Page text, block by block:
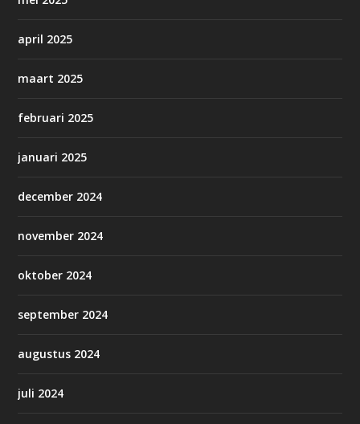
april 2025
maart 2025
februari 2025
januari 2025
december 2024
november 2024
oktober 2024
september 2024
augustus 2024
juli 2024